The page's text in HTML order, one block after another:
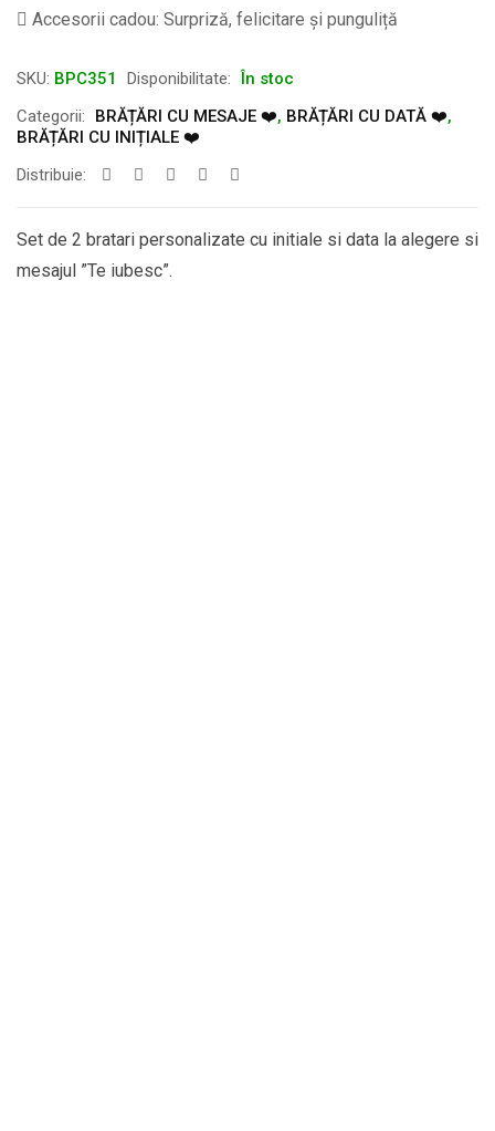
Accesorii cadou: Surpriză, felicitare și punguliță
SKU: BPC351 Disponibilitate: În stoc
Categorii:
BRĂȚĂRI CU MESAJE ❤️, BRĂȚĂRI CU DATĂ ❤️,
BRĂȚĂRI CU INIȚIALE ❤️
Distribuie:
Set de 2 bratari personalizate cu initiale si data la alegere si
mesajul ”Te iubesc”.